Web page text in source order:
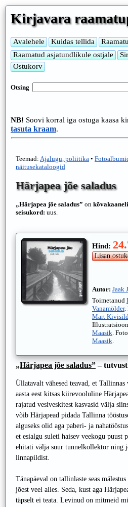
Kirjavara
Otsing
NB! Soovi korral iga ostuga kaasa
tasuta kraam.
Teemad: Ajalugu, poliitika •
näitusekataloogid
Härjapea jõe saladus
„Härjapea jõe saladus” on
seisukord: uus.
Hind:
Autor: Jaak
Toimetanud
Vanamölder.
Mart
Maasik.
Maasik.
„Härjapea jõe saladus”–
Üllatavalt vähesed teavad, et
aasta eest kitsas kiirevooluline
rajatud vesiveskitest kasvasid välja
võib Härjapead pidada Tallinna
alguseks olid aga paberi- ja
et esialgu suleti haisev veekogu puust
ehitati välja suur tunnelkollektor ning
linnapildist.
Tänapäeval on tallinlaste seas
jõest veel alles. Seda, kust aga
täpselt ei teata. Levinud on mitmeid